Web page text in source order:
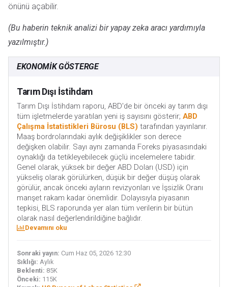
önünü açabilir.
(Bu haberin teknik analizi bir yapay zeka aracı yardımıyla
yazılmıştır.)
EKONOMIK GÖSTERGE
Tarım Dışı İstihdam
Tarım Dışı İstihdam raporu, ABD'de bir önceki ay tarım dışı
tüm işletmelerde yaratılan yeni iş sayısını gösterir; ABD
Çalışma İstatistikleri Bürosu (BLS) tarafından yayınlanır.
Maaş bordrolarındaki aylık değişiklikler son derece
değişken olabilir. Sayı aynı zamanda Foreks piyasasındaki
oynaklığı da tetikleyebilecek güçlü incelemelere tabidir.
Genel olarak, yüksek bir değer ABD Doları (USD) için
yükseliş olarak görülürken, düşük bir değer düşüş olarak
görülür, ancak önceki ayların revizyonları ve İşsizlik Oranı
manşet rakam kadar önemlidir. Dolayısıyla piyasanın
tepkisi, BLS raporunda yer alan tüm verilerin bir bütün
olarak nasıl değerlendirildiğine bağlıdır.
Devamını oku
Sonraki yayın: Cum Haz 05, 2026 12:30
Sıklığı: Aylık
Beklenti: 85K
Önceki: 115K